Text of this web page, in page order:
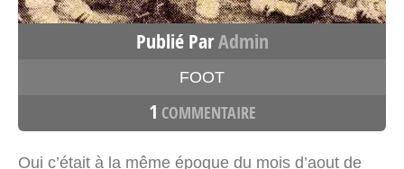
Publié ParAdmin
FOOT
1 COMMENTAIRE
Oui c’était à la même époque du mois d’aout de